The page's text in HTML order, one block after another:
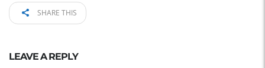
SHARE THIS
LEAVE A REPLY